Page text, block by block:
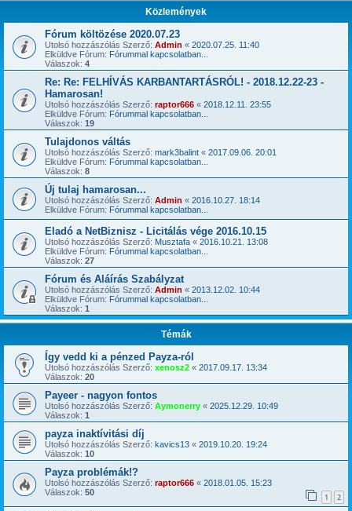
Közlemények
Fórum költözése 2020.07.23
Utolsó hozzászólás Szerző: Admin « 2020.07.25. 11:40
Elküldve Fórum: Fórummal kapcsolatban...
Válaszok: 4
Re: Re: FELHÍVÁS KARBANTARTÁSRÓL! - 2018.12.22-23 -
Hamarosan!
Utolsó hozzászólás Szerző: raptor666 « 2018.12.11. 23:55
Elküldve Fórum: Fórummal kapcsolatban...
Válaszok: 19
Tulajdonos váltás
Utolsó hozzászólás Szerző: mark3balint « 2017.09.06. 20:01
Elküldve Fórum: Fórummal kapcsolatban...
Válaszok: 8
Új tulaj hamarosan...
Utolsó hozzászólás Szerző: Admin « 2016.10.27. 18:14
Elküldve Fórum: Fórummal kapcsolatban...
Eladó a NetBiznisz - Licitálás vége 2016.10.15
Utolsó hozzászólás Szerző: Musztafa « 2016.10.21. 13:08
Elküldve Fórum: Fórummal kapcsolatban...
Válaszok: 27
Fórum és Aláírás Szabályzat
Utolsó hozzászólás Szerző: Admin « 2013.12.02. 10:44
Elküldve Fórum: Fórummal kapcsolatban...
Válaszok: 1
Témák
Így vedd ki a pénzed Payza-ról
Utolsó hozzászólás Szerző: xenosz2 « 2017.09.17. 13:34
Válaszok: 20
Payeer - nagyon fontos
Utolsó hozzászólás Szerző: Aymonerry « 2025.12.29. 10:49
Válaszok: 1
payza inaktívitási díj
Utolsó hozzászólás Szerző: kavics13 « 2019.10.20. 19:24
Válaszok: 10
Payza problémák!?
Utolsó hozzászólás Szerző: raptor666 « 2018.01.05. 15:23
Válaszok: 50 1 2